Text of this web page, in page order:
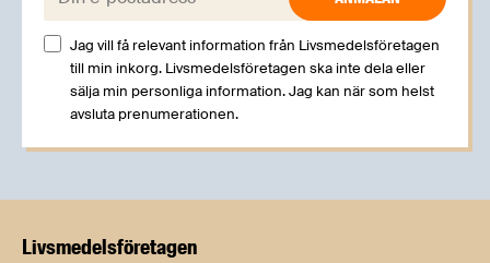
Jag vill få relevant information från Livsmedelsföretagen
till min inkorg. Livsmedelsföretagen ska inte dela eller
sälja min personliga information. Jag kan när som helst
avsluta prenumerationen.
Livsmedels­företagen